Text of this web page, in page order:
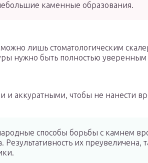
каменные образования.
лишь стоматологическим
нужно быть полностью уверенным
и аккуратными, чтобы не нанести
способы борьбы с камнем
их преувеличена,